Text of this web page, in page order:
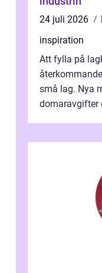
24 juli 2026
inspiration
Att fylla på
små lag. Nya
domaravgifter